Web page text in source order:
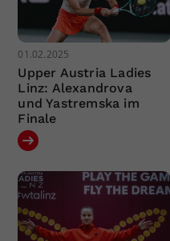
01.02.2025
Upper Austria Ladies
Linz: Alexandrova
und Yastremska im
Finale